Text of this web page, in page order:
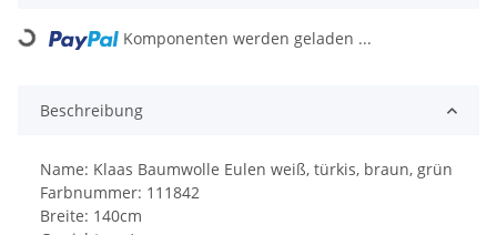
Loading... Komponenten werden geladen ...
Beschreibung
Name: Klaas Baumwolle Eulen weiß, türkis, braun, grün
Farbnummer: 111842
Breite: 140cm